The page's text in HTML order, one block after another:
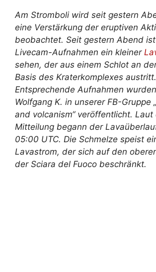
Am Stromboli wird seit gestern
eine Verstärkung der eruptiven
beobachtet. Seit gestern Abend
Livecam-Aufnahmen ein kleiner
sehen, der aus einem Schlot an
Basis des Kraterkomplexes austritt.
Entsprechende Aufnahmen
Wolfgang K. in unserer FB-Gruppe
and volcanism“ veröffentlicht. Laut
Mitteilung begann der
05:00 UTC. Die Schmelze speist
Lavastrom, der sich auf den
der Sciara del Fuoco beschränkt.